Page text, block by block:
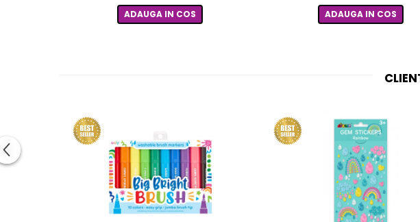
ADAUGA IN COS ADAUGA IN COS